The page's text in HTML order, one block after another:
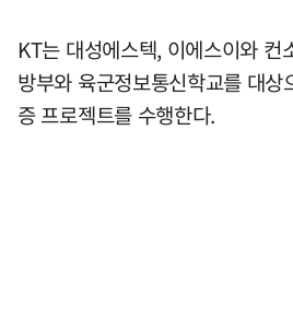
KT는 대성에스텍, 이에스이와 컨
방부와 육군정보통신학교를 대상
증 프로젝트를 수행한다.